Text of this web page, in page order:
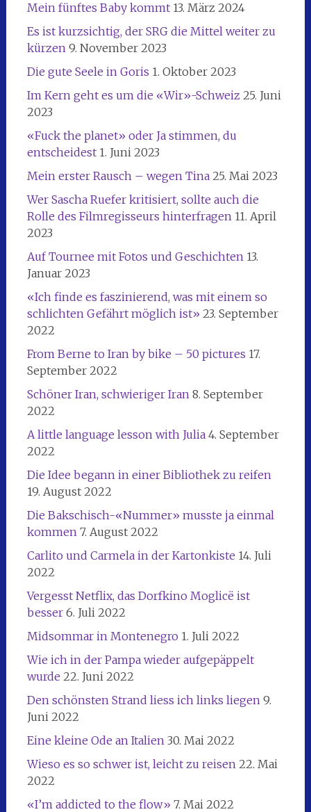
Mein fünftes Baby kommt 13. März 2024
Es ist kurzsichtig, der SRG die Mittel weiter zu
kürzen 9. November 2023
Die gute Seele in Goris 1. Oktober 2023
Im Kern geht es um die «Wir»-Schweiz 25. Juni
2023
«Fuck the planet» oder Ja stimmen, du
entscheidest 1. Juni 2023
Mein erster Rausch – wegen Tina 25. Mai 2023
Wer Sascha Ruefer kritisiert, sollte auch die
Rolle des Filmregisseurs hinterfragen 11. April
2023
Auf Tournee mit Fotos und Geschichten 13.
Januar 2023
«Ich finde es faszinierend, was mit einem so
schlichten Gefährt möglich ist» 23. September
2022
From Berne to Iran by bike – 50 pictures 17.
September 2022
Schöner Iran, schwieriger Iran 8. September
2022
A little language lesson with Julia 4. September
2022
Die Idee begann in einer Bibliothek zu reifen
19. August 2022
Die Bakschisch-«Nummer» musste ja einmal
kommen 7. August 2022
Carlito und Carmela in der Kartonkiste 14. Juli
2022
Vergesst Netflix, das Dorfkino Moglicë ist
besser 6. Juli 2022
Midsommar in Montenegro 1. Juli 2022
Wie ich in der Pampa wieder aufgepäppelt
wurde 22. Juni 2022
Den schönsten Strand liess ich links liegen 9.
Juni 2022
Eine kleine Ode an Italien 30. Mai 2022
Wieso es so schwer ist, leicht zu reisen 22. Mai
2022
«I’m addicted to the flow» 7. Mai 2022